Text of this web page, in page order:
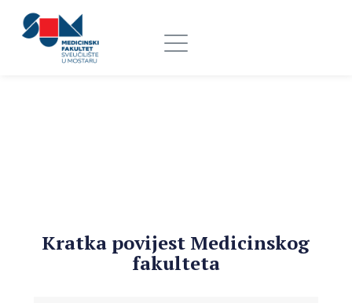
Kratka povijest Medicinskog
fakulteta